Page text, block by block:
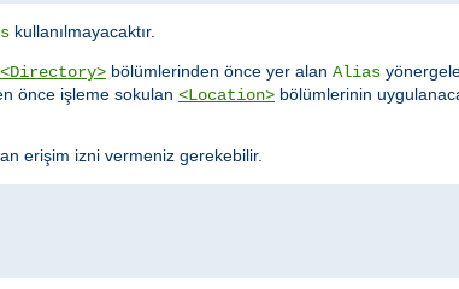
kullanılmayacaktır.
<Directory> bölümlerinden önce yer alan Alias
önce işleme sokulan <Location> bölümlerinin
erişim izni vermeniz gerekebilir.